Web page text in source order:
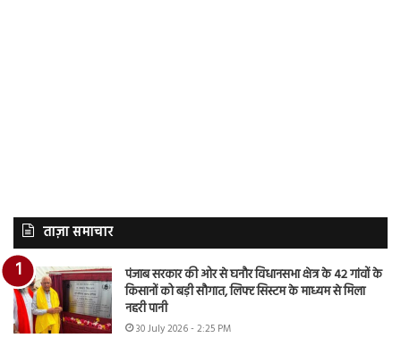
ताज़ा समाचार
पंजाब सरकार की ओर से घनौर विधानसभा क्षेत्र के 42 गांवों के
किसानों को बड़ी सौगात, लिफ्ट सिस्टम के माध्यम से मिला
नहरी पानी
30 July 2026 - 2:25 PM